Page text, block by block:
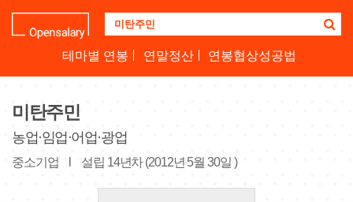
업
명
세
요
테마별 연봉 연말정산 연봉협상성공법
미탄주민
농업·임업·어업·광업
중소기업 설립 14년차 (2012년 5월 30일 )